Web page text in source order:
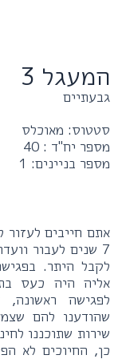
המעגל 3
גבעתיים
סטטוס: מאוכלס
מספר יח"ד : 40
מספר בניינים: 1
אתם חייבים לעזור
7 שנים לעבור
לקבל היתר.
אליה היה כעס
לפגישה
שהודענו להם
כן, החיוכים לא